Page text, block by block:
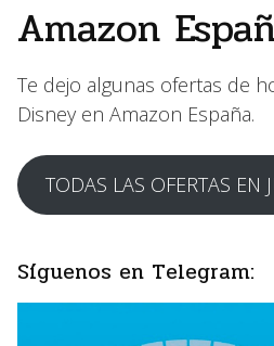
Amazon
Te dejo algunas ofertas de
Disney en Amazon España.
TODAS LAS OFERTAS EN
Síguenos en Telegram: